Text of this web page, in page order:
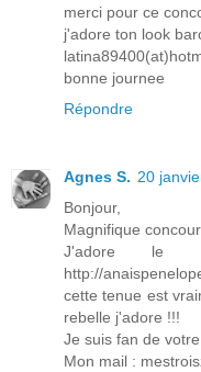
merci pour ce
j'adore ton look
bonne journee
Répondre
Agnes S. 20
Bonjour,
Magnifique
J'adore le
http://
cette tenue est
rebelle j'adore !!!
Je suis fan de
Mon mail :